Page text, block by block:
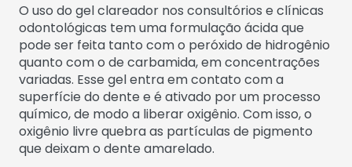
O uso do gel clareador nos consultórios e clínicas
odontológicas tem uma formulação ácida que
pode ser feita tanto com o peróxido de hidrogênio
quanto com o de carbamida, em concentrações
variadas. Esse gel entra em contato com a
superfície do dente e é ativado por um processo
químico, de modo a liberar oxigênio. Com isso, o
oxigênio livre quebra as partículas de pigmento
que deixam o dente amarelado.